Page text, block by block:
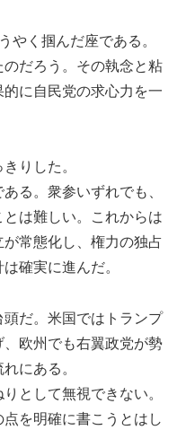
やく掴んだ座である。
だろう。その執念と粘
に自民党の求心力を一
りした。
る。衆参いずれでも、
は難しい。これからは
常態化し、権力の独占
確実に進んだ。
だ。米国ではトランプ
欧州でも右翼政党が勢
にある。
として無視できない。
を明確に書こうとはし